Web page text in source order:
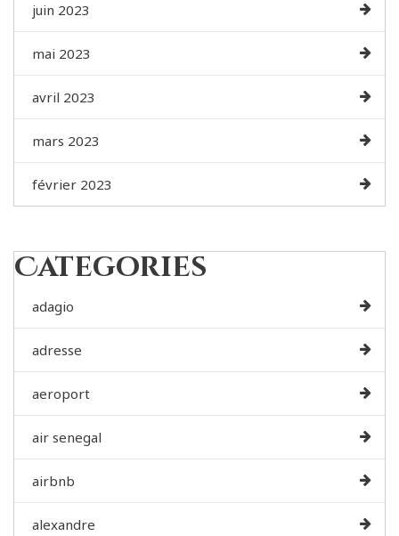
juin 2023
mai 2023
avril 2023
mars 2023
février 2023
Categories
adagio
adresse
aeroport
air senegal
airbnb
alexandre